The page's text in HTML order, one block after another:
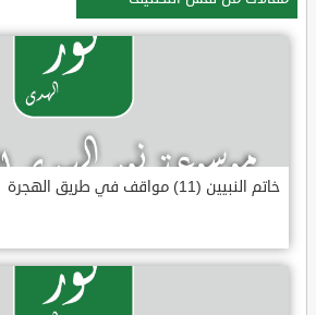
خاتم النبيين (11) مواقف في طريق الهجرة